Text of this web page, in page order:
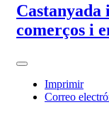
Castanyada
comerços i
Imprimir
Correo